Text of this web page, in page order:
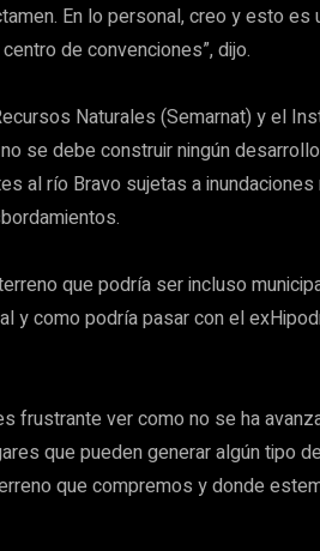
En lo personal, creo y esto es
de convenciones”, dijo.
Naturales (Semarnat) y el
se debe construir ningún
al río Bravo sujetas a
que podría ser incluso
y como podría pasar con el
frustrante ver como no se ha
que pueden generar algún tipo
que compremos y donde